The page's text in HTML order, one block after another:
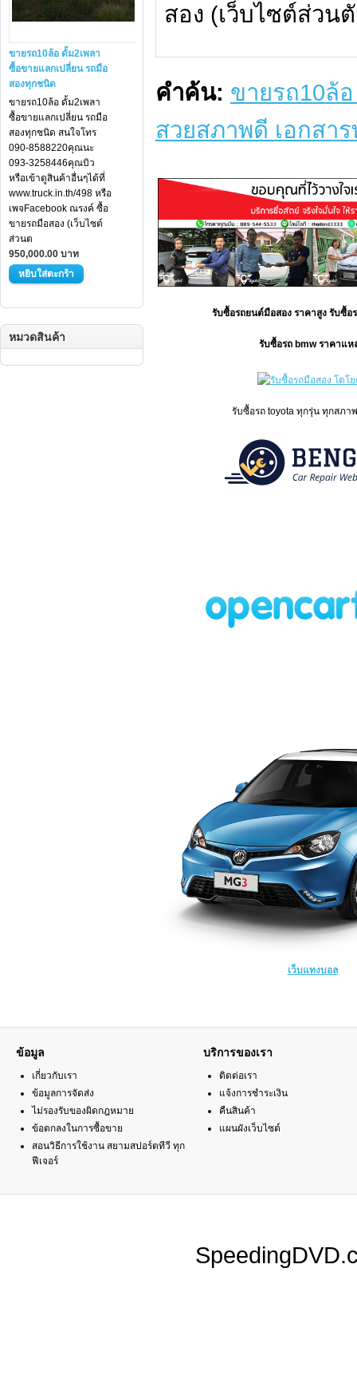
ขายรถ10ล้อ ดั้ม2เพลา
ซื้อขายแลกเปลี่ยน รถมือ
สองทุกชนิด
ขายรถ10ล้อ ดั้ม2เพลา
ซื้อขายแลกเปลี่ยน รถมือ
สองทุกชนิด สนใจโทร
090-8588220คุณนะ
093-3258446คุณบิว
หรือเข้าดูสินค้าอื่นๆได้ที่
www.truck.in.th/498 หรือ
เพจFacebook ณรงค์ ซื้อ
ขายรถมือสอง (เว็บไซต์
ส่วนต
950,000.00 บาท
หมวดสินค้า
สอง (เว็บไซต์ส่วน
คำค้น: ขายรถ10ล้อ
สวยสภาพดี เอกสา
รับซื้อรถยนต์มือสอง ราคาสูง รับซื้
รับซื้อรถ bmw ราคาแห
รับซื้อรถ toyota ทุกรุ่น ทุกสภา
เว็บแทงบอล
ข้อมูล
เกี่ยวกับเรา
ข้อมูลการจัดส่ง
ไม่รองรับของผิดกฎหมาย
ข้อตกลงในการซื้อขาย
สอนวิธีการใช้งาน สยามสปอร์ตทีวี ทุก
ฟีเจอร์
บริการของเรา
ติดต่อเรา
แจ้งการชำระเงิน
คืนสินค้า
แผนผังเว็บไซต์